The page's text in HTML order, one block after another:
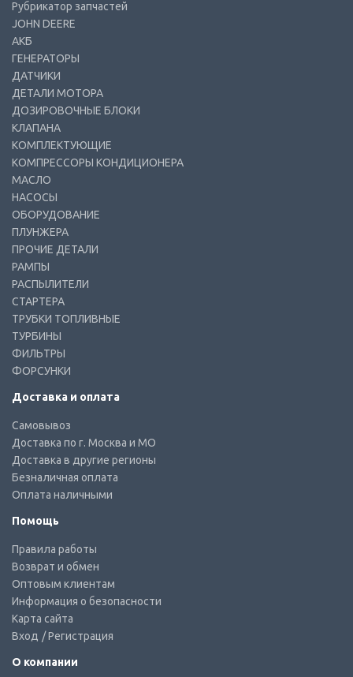
Рубрикатор запчастей
JOHN DEERE
АКБ
ГЕНЕРАТОРЫ
ДАТЧИКИ
ДЕТАЛИ МОТОРА
ДОЗИРОВОЧНЫЕ БЛОКИ
КЛАПАНА
КОМПЛЕКТУЮЩИЕ
КОМПРЕССОРЫ КОНДИЦИОНЕРА
МАСЛО
НАСОСЫ
ОБОРУДОВАНИЕ
ПЛУНЖЕРА
ПРОЧИЕ ДЕТАЛИ
РАМПЫ
РАСПЫЛИТЕЛИ
СТАРТЕРА
ТРУБКИ ТОПЛИВНЫЕ
ТУРБИНЫ
ФИЛЬТРЫ
ФОРСУНКИ
Доставка и оплата
Самовывоз
Доставка по г. Москва и МО
Доставка в другие регионы
Безналичная оплата
Оплата наличными
Помощь
Правила работы
Возврат и обмен
Оптовым клиентам
Информация о безопасности
Карта сайта
Вход / Регистрация
О компании